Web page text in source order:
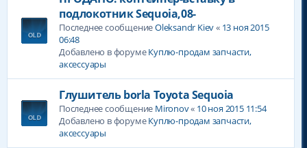
подлокотник Sequoia,08-
Последнее сообщениеOleksandr Kiev« 13 ноя 2015
06:48
Добавлено в форумеКуплю-продам запчасти,
аксессуары
Глушитель borla Toyota Sequoia
Последнее сообщение Mironov« 10 ноя 2015 11:54
Добавлено в форумеКуплю-продам запчасти,
аксессуары